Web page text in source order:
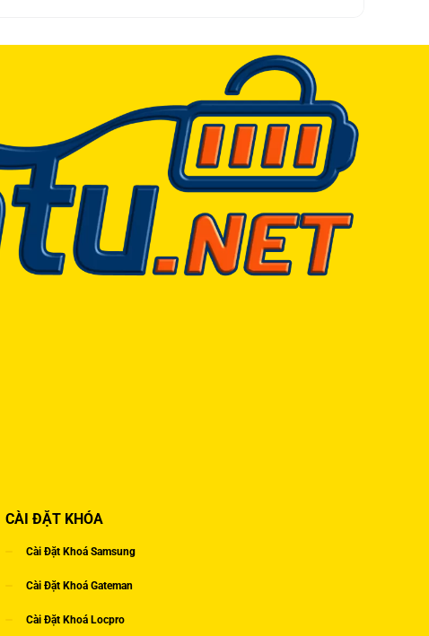
CÀI ĐẶT KHÓA
Cài Đặt Khoá Samsung
Cài Đặt Khoá Gateman
Cài Đặt Khoá Locpro